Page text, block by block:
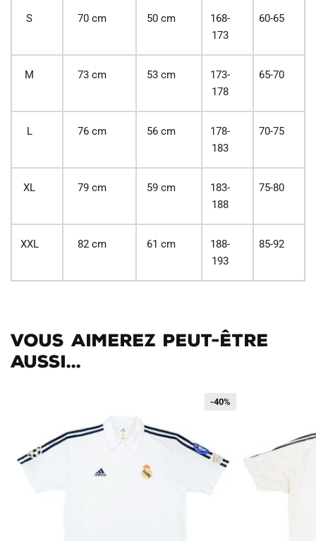
S 70 cm 50 cm
168-
173
60-65
M 73 cm 53 cm
173-
178
65-70
L 76 cm 56 cm
178-
183
70-75
XL 79 cm 59 cm
183-
188
75-80
XXL 82 cm 61 cm
188-
193
85-92
Vous aimerez peut-être
aussi...
-40%
-40%